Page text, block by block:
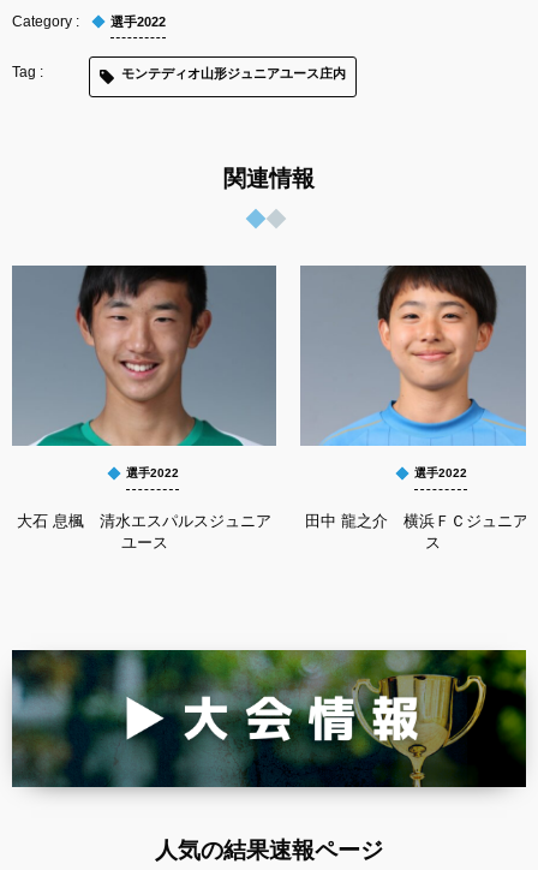
選手2022
モンテディオ山形ジュニアユース庄内
関連情報
選手2022
大石 息楓 清水エスパルスジュニア
ユース
選手2022
田中 龍之介 横浜ＦＣジュニア
ス
人気の結果速報ページ